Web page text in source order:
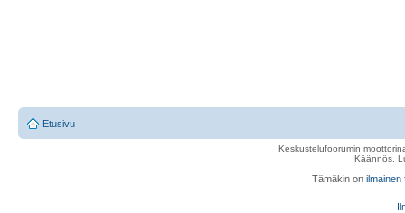
Etusivu
Keskustelufoorumin
Käännös,
Tämäkin on ilmainen